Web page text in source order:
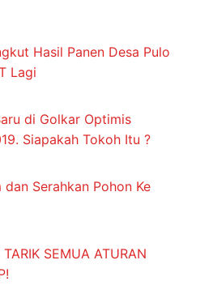
Hasil Panen Desa Pulo
Lagi
di Golkar Optimis
Siapakah Tokoh Itu ?
dan Serahkan Pohon Ke
SEMUA ATURAN